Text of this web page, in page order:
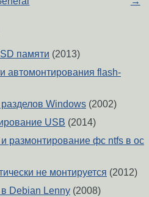
памяти (2013)
автомонтирования flash-
Windows (2002)
USB (2014)
размонтирование фс ntfs в ос
не монтируется (2012)
Debian Lenny (2008)